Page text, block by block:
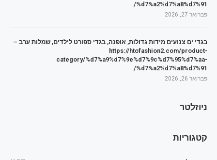
%d7%a2%d7%a8%d7%91/
פברואר 27, 2026
בגדי ים צנועים מידות גדולות, אופנה, בגדי ספורט לילדים, שמלות ערב –
https://htofashion2.com/product-
category/%d7%a9%d7%9e%d7%9c%d7%95%d7%aa-
%d7%a2%d7%a8%d7%91/
פברואר 26, 2026
ניוזלטר
קטגוריות